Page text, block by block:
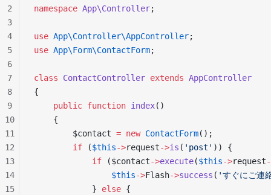
namespace App\Controller;
use App\Controller\AppController;
use App\Form\ContactForm;
class ContactController extends AppController
{
    public
function index()
    {
        $contact
= new ContactForm();
        if
($this->request->is ( 'post' )) {
            if
($contact->execute($this->request
                $this
->Flash->success ( 'すぐにご連
            }
else {
2
3
4
5
6
7
8
9
10
11
12
13
14
15